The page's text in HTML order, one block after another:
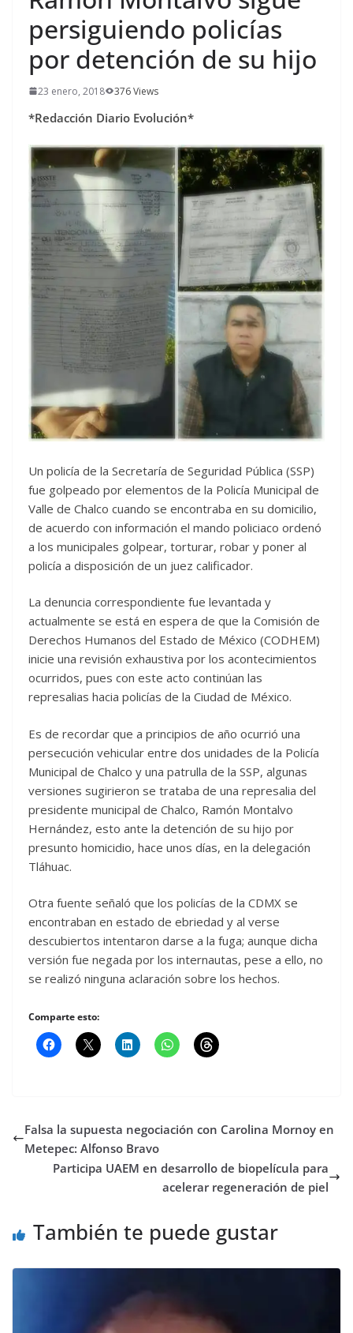
persiguiendo policías
por detención de su hijo
23 enero, 2018 376 Views
*Redacción Diario Evolución*
Un policía de la Secretaría de Seguridad Pública (SSP)
fue golpeado por elementos de la Policía Municipal de
Valle de Chalco cuando se encontraba en su domicilio,
de acuerdo con información el mando policiaco ordenó
a los municipales golpear, torturar, robar y poner al
policía a disposición de un juez calificador.
La denuncia correspondiente fue levantada y
actualmente se está en espera de que la Comisión de
Derechos Humanos del Estado de México (CODHEM)
inicie una revisión exhaustiva por los acontecimientos
ocurridos, pues con este acto continúan las
represalias hacia policías de la Ciudad de México.
Es de recordar que a principios de año ocurrió una
persecución vehicular entre dos unidades de la Policía
Municipal de Chalco y una patrulla de la SSP, algunas
versiones sugirieron se trataba de una represalia del
presidente municipal de Chalco, Ramón Montalvo
Hernández, esto ante la detención de su hijo por
presunto homicidio, hace unos días, en la delegación
Tláhuac.
Otra fuente señaló que los policías de la CDMX se
encontraban en estado de ebriedad y al verse
descubiertos intentaron darse a la fuga; aunque dicha
versión fue negada por los internautas, pese a ello, no
se realizó ninguna aclaración sobre los hechos.
Comparte esto:
Falsa la supuesta negociación con Carolina Mornoy en
Metepec: Alfonso Bravo
Participa UAEM en desarrollo de biopelícula para
acelerar regeneración de piel
También te puede gustar